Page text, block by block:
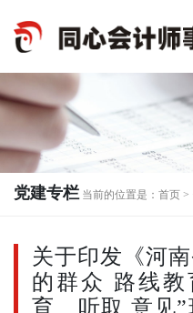
党建专栏 当前的位置是： 首页 >
关于印发《河
的群众 路线教
育、听取 意见”